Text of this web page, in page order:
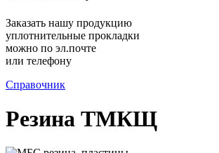
Заказать нашу продукцию
уплотнительные прокладки
можно по эл.почте
или телефону
Справочник
Резина ТМКЩ